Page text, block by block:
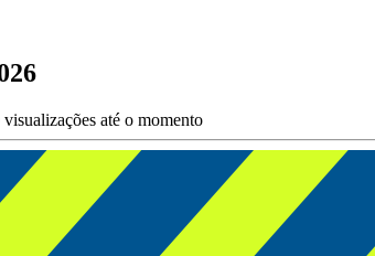
até o momento